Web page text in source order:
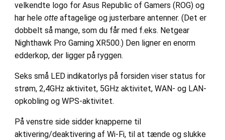
velkendte logo for Asus Republic of Gamers (ROG) og
har heleotteaftagelige og justerbare antenner. (Det er
dobbelt så mange, som du får med f.eks. Netgear
Nighthawk Pro Gaming XR500.) Den ligner en enorm
edderkop, der ligger på ryggen.
Seks små LED indikatorlys på forsiden viser status for
strøm, 2,4GHz aktivitet, 5GHz aktivitet, WAN- og LAN-
opkobling og WPS-aktivitet.
På venstre side sidder knapperne til
aktivering/deaktivering af Wi-Fi, til at tænde og slukke